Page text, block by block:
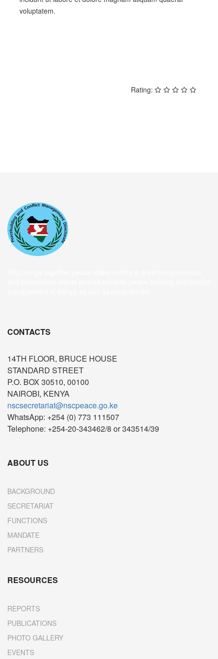
voluptatem.
Rating:
CONTACTS
14TH FLOOR, BRUCE HOUSE
STANDARD STREET
P.O. BOX 30510, 00100
NAIROBI, KENYA
nscsecretariat@nscpeace.go.ke
WhatsApp: +254 (0) 773 111507
Telephone: +254-20-343462/8 or 343514/39
ABOUT US
BACKGROUND
SECRETARIAT
FUNCTIONS
MANDATE
PARTNERS
RESOURCES
REPORTS
PUBLICATIONS
PHOTO GALLERY
EVENTS